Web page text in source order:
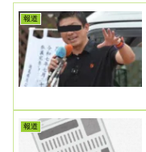
報道
報道